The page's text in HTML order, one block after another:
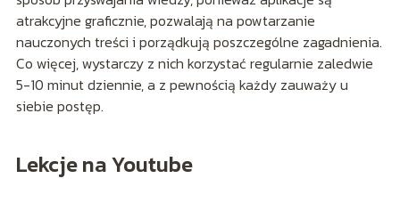
atrakcyjne graficznie, pozwalają na powtarzanie
nauczonych treści i porządkują poszczególne zagadnienia.
Co więcej, wystarczy z nich korzystać regularnie zaledwie
5-10 minut dziennie, a z pewnością każdy zauważy u
siebie postęp.
Lekcje na Youtube